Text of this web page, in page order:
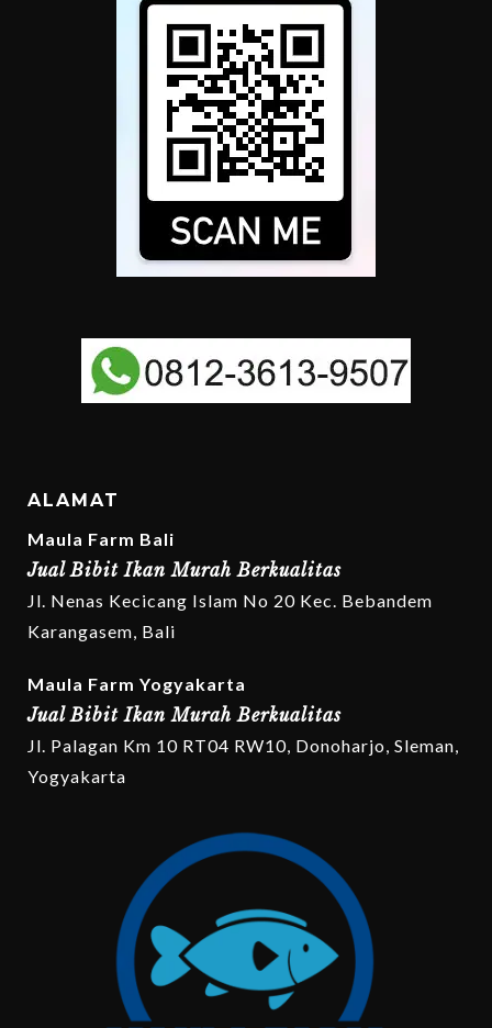
ALAMAT
Maula Farm Bali
Jual Bibit Ikan Murah Berkualitas
Jl. Nenas Kecicang Islam No 20 Kec. Bebandem
Karangasem, Bali
Maula Farm Yogyakarta
Jual Bibit Ikan Murah Berkualitas
Jl. Palagan Km 10 RT04 RW10, Donoharjo, Sleman,
Yogyakarta